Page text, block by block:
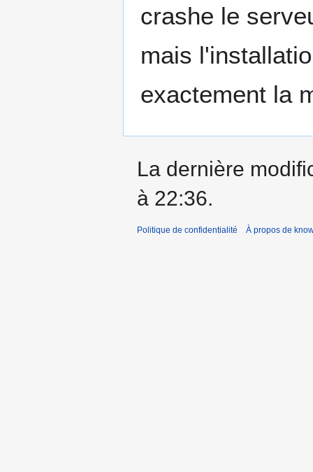
crashe le
mais
exactement la
La dernière
à 22:36.
Politique de confidentialité À propos de